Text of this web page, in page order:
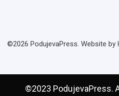
©2026 PodujevaPress. Website by
©2023 PodujevaPress.